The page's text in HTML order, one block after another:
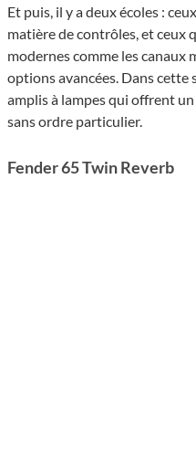
Et puis, il y a deux écoles :
matière de contrôles, et ceux
modernes comme les
options avancées. Dans cette
amplis à lampes qui offrent
sans ordre particulier.
Fender 65 Twin Reverb